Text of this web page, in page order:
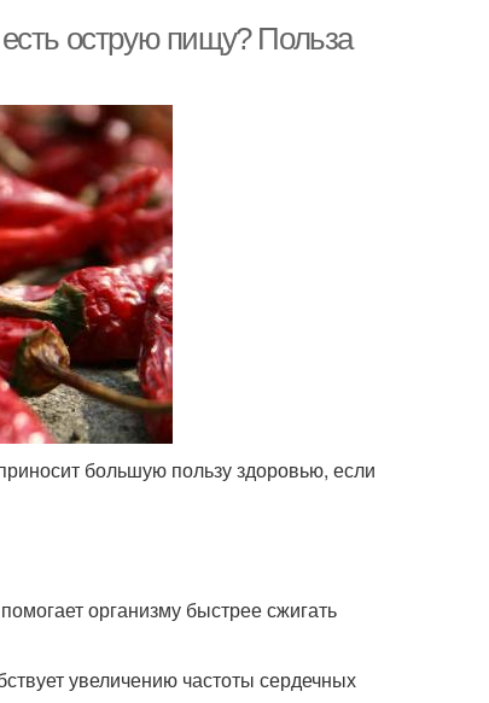
острую пищу? Польза
большую пользу здоровью, если
организму быстрее сжигать
увеличению частоты сердечных